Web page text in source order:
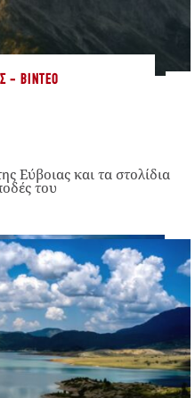
- ΒΊΝΤΕΟ
Εύβοιας και τα στολίδια
του